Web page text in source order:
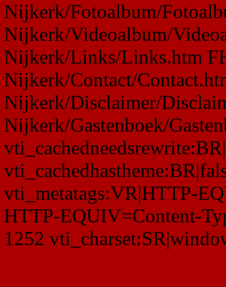
Nijkerk/Fotoalbum/
Nijkerk/Videoalbum/
Nijkerk/Links/Links.htm
Nijkerk/Contact/
Nijkerk/Disclaimer/
Nijkerk/Gastenboek/
vti_metatags:VR|HTTP-
HTTP-EQUIV=Content-
1252